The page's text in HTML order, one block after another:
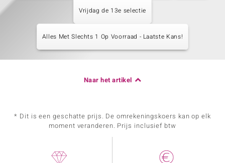
Vrijdag de 13e selectie
Alles Met Slechts 1 Op Voorraad - Laatste Kans!
Naar het artikel
* Dit is een geschatte prijs. De omrekeningskoers kan op elk
moment veranderen. Prijs inclusief btw